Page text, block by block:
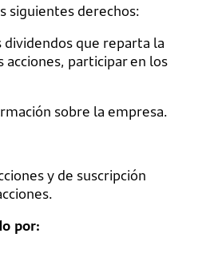
siguientes derechos:
que reparta la
acciones, participar en los
sobre la empresa.
y de suscripción
por: